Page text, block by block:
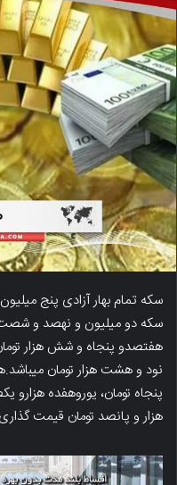
سکه تمام بهار آزادی پنج
سکه دو میلیون و نهصد و شصت
هفتصدو پنجاه و شش هزار
نود و هشت هزار تومان
پنجاه تومان، یوروهفده هزارو
هزار و پانصد تومان قیمت